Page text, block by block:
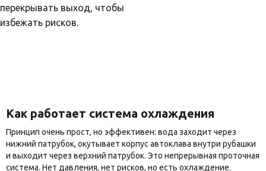
перекрывать выход, чтобы
избежать рисков.
Как работает система охлаждения
Принцип очень прост, но эффективен: вода заходит через
нижний патрубок, окутывает корпус автоклава внутри рубашки
и выходит через верхний патрубок. Это непрерывная проточная
система. Нет давления, нет рисков, но есть охлаждение.